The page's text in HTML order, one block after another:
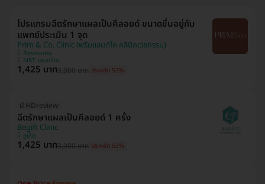
โปรแกรมฉีดรักษาแผลเป็นคีลอยด์ ขนาดขึ้นอยู่กับ
แพทย์ประเมิน 1 จุด
Prim & Co. Clinic (พริมแอนด์โค คลินิกเวชกรรม)
วังทองหลาง
MRT มหาดไทย
1,425 บาท3,000 บาท ประหยัด 53%
มี HDreview
ฉีดรักษาแผลเป็นคีลอยด์ 1 ครั้ง
Begift Clinic
ภูเก็ต
1,425 บาท3,000 บาท ประหยัด 53%